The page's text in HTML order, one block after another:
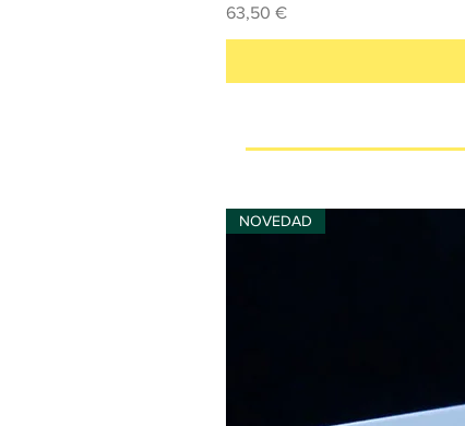
Precio
63,50 €
NOVEDAD